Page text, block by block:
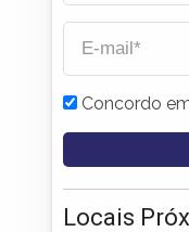
Concordo
Locais